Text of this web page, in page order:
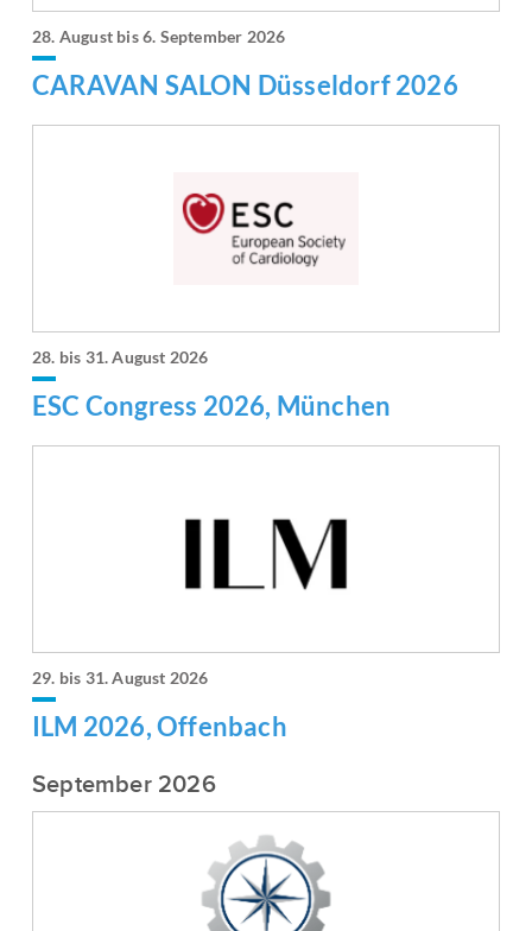
28. August bis 6. September 2026
CARAVAN SALON Düsseldorf 2026
28. bis 31. August 2026
ESC Congress 2026, München
29. bis 31. August 2026
ILM 2026, Offenbach
September 2026